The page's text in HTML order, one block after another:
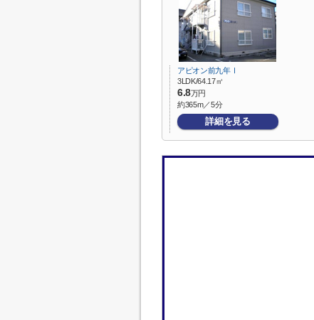
アピオン前九年Ⅰ
3LDK/64.17㎡
6.8万円
約365m／5分
詳細を見る